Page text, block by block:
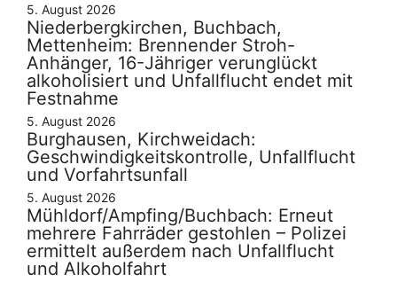
5. August 2026
Niederbergkirchen, Buchbach,
Mettenheim: Brennender Stroh-
Anhänger, 16-Jähriger verunglückt
alkoholisiert und Unfallflucht endet mit
Festnahme
5. August 2026
Burghausen, Kirchweidach:
Geschwindigkeitskontrolle, Unfallflucht
und Vorfahrtsunfall
5. August 2026
Mühldorf/Ampfing/Buchbach: Erneut
mehrere Fahrräder gestohlen – Polizei
ermittelt außerdem nach Unfallflucht
und Alkoholfahrt